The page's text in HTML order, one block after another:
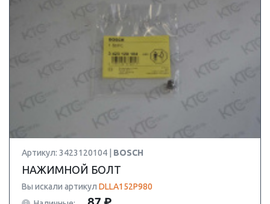
Артикул: 3423120104 | BOSCH
НАЖИМНОЙ БОЛТ
Вы искали артикул DLLA152P980